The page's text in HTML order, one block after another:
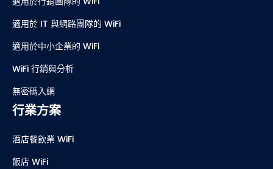
適用於 IT 與網路團隊的 WiFi
適用於中小企業的 WiFi
WiFi 行銷與分析
無密碼入網
行業方案
酒店餐飲業 WiFi
飯店 WiFi